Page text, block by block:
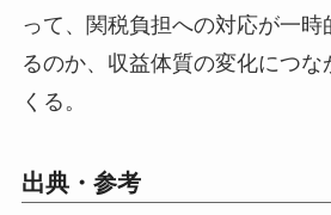
って、関税負担への対応が一時
るのか、収益体質の変化につな
くる。
出典・参考